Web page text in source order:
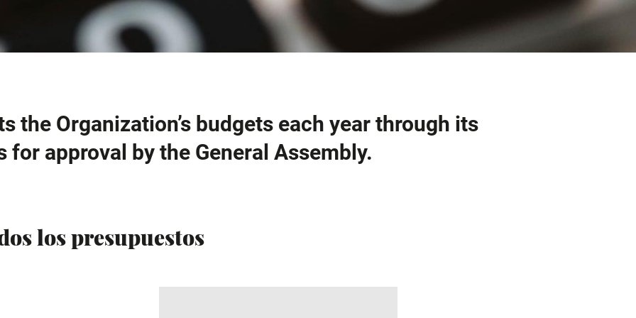
the Organization’s budgets each year through its
for approval by the General Assembly.
los presupuestos